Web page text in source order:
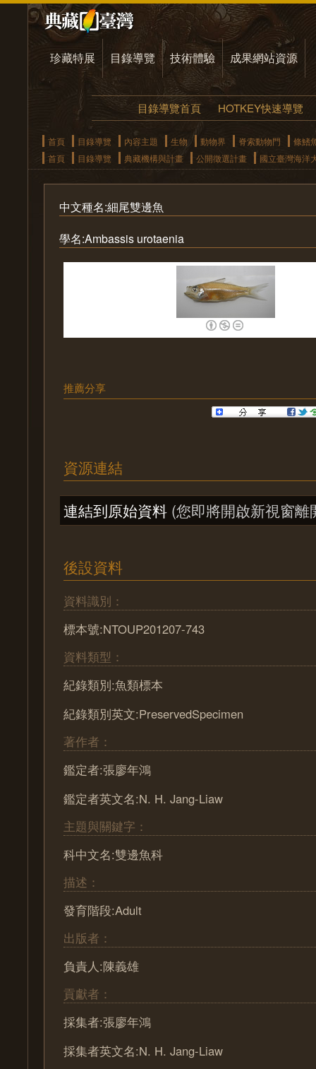
珍藏特展 目錄導覽 技術體驗 成果網站資源
目錄導覽首頁 HOTKEY快速導覽
首頁 目錄導覽 內容主題 生物 動物界 脊索動物門
條鰭
首頁
目錄導覽 典藏機構與計畫 公開徵選計畫 國立臺灣海洋
中文種名:細尾雙邊魚
學名:Ambassis urotaenia
推薦分享
資源連結
連結到原始資料 (您即將開啟新視窗離
後設資料
資料識別：
標本號:NTOUP201207-743
資料類型：
紀錄類別:魚類標本
紀錄類別英文:PreservedSpecimen
著作者：
鑑定者:張廖年鴻
鑑定者英文名:N. H. Jang-Liaw
主題與關鍵字：
科中文名:雙邊魚科
描述：
發育階段:Adult
出版者：
負責人:陳義雄
貢獻者：
採集者:張廖年鴻
採集者英文名:N. H. Jang-Liaw